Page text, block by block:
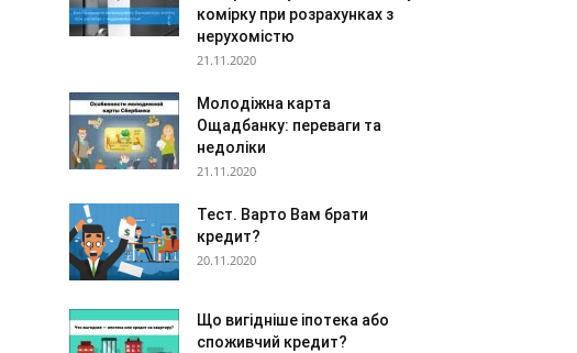
комірку при розрахунках з
нерухомістю
21.11.2020
Молодіжна карта
Ощадбанку: переваги та
недоліки
21.11.2020
Тест. Варто Вам брати
кредит?
20.11.2020
Що вигідніше іпотека або
споживчий кредит?